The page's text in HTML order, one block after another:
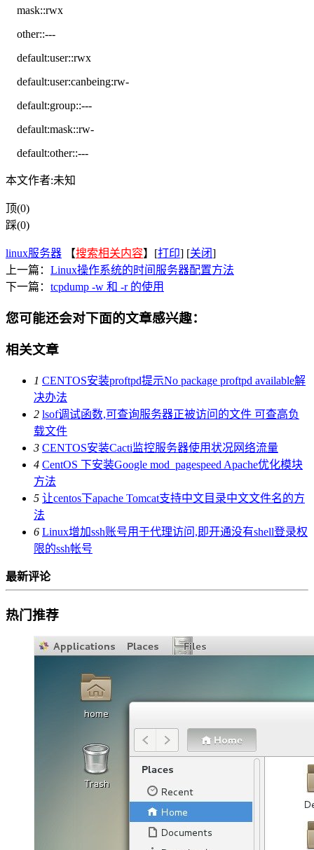
mask::rwx
other::---
default:user::rwx
default:user:canbeing:rw-
default:group::---
default:mask::rw-
default:other::---
本文作者:未知
顶(0)
踩(0)
linux服务器 【搜索相关内容】[打印] [关闭]
上一篇： Linux操作系统的时间服务器配置方法
下一篇： tcpdump -w 和 -r 的使用
您可能还会对下面的文章感兴趣：
相关文章
1 CENTOS安装proftpd提示No package proftpd available解
决办法
2 lsof调试函数,可查询服务器正被访问的文件 可查高负
载文件
3 CENTOS安装Cacti监控服务器使用状况网络流量
4 CentOS 下安装Google mod_pagespeed Apache优化模块
方法
5 让centos下apache Tomcat支持中文目录中文文件名的方
法
6 Linux增加ssh账号用于代理访问,即开通没有shell登录权
限的ssh帐号
最新评论
热门推荐